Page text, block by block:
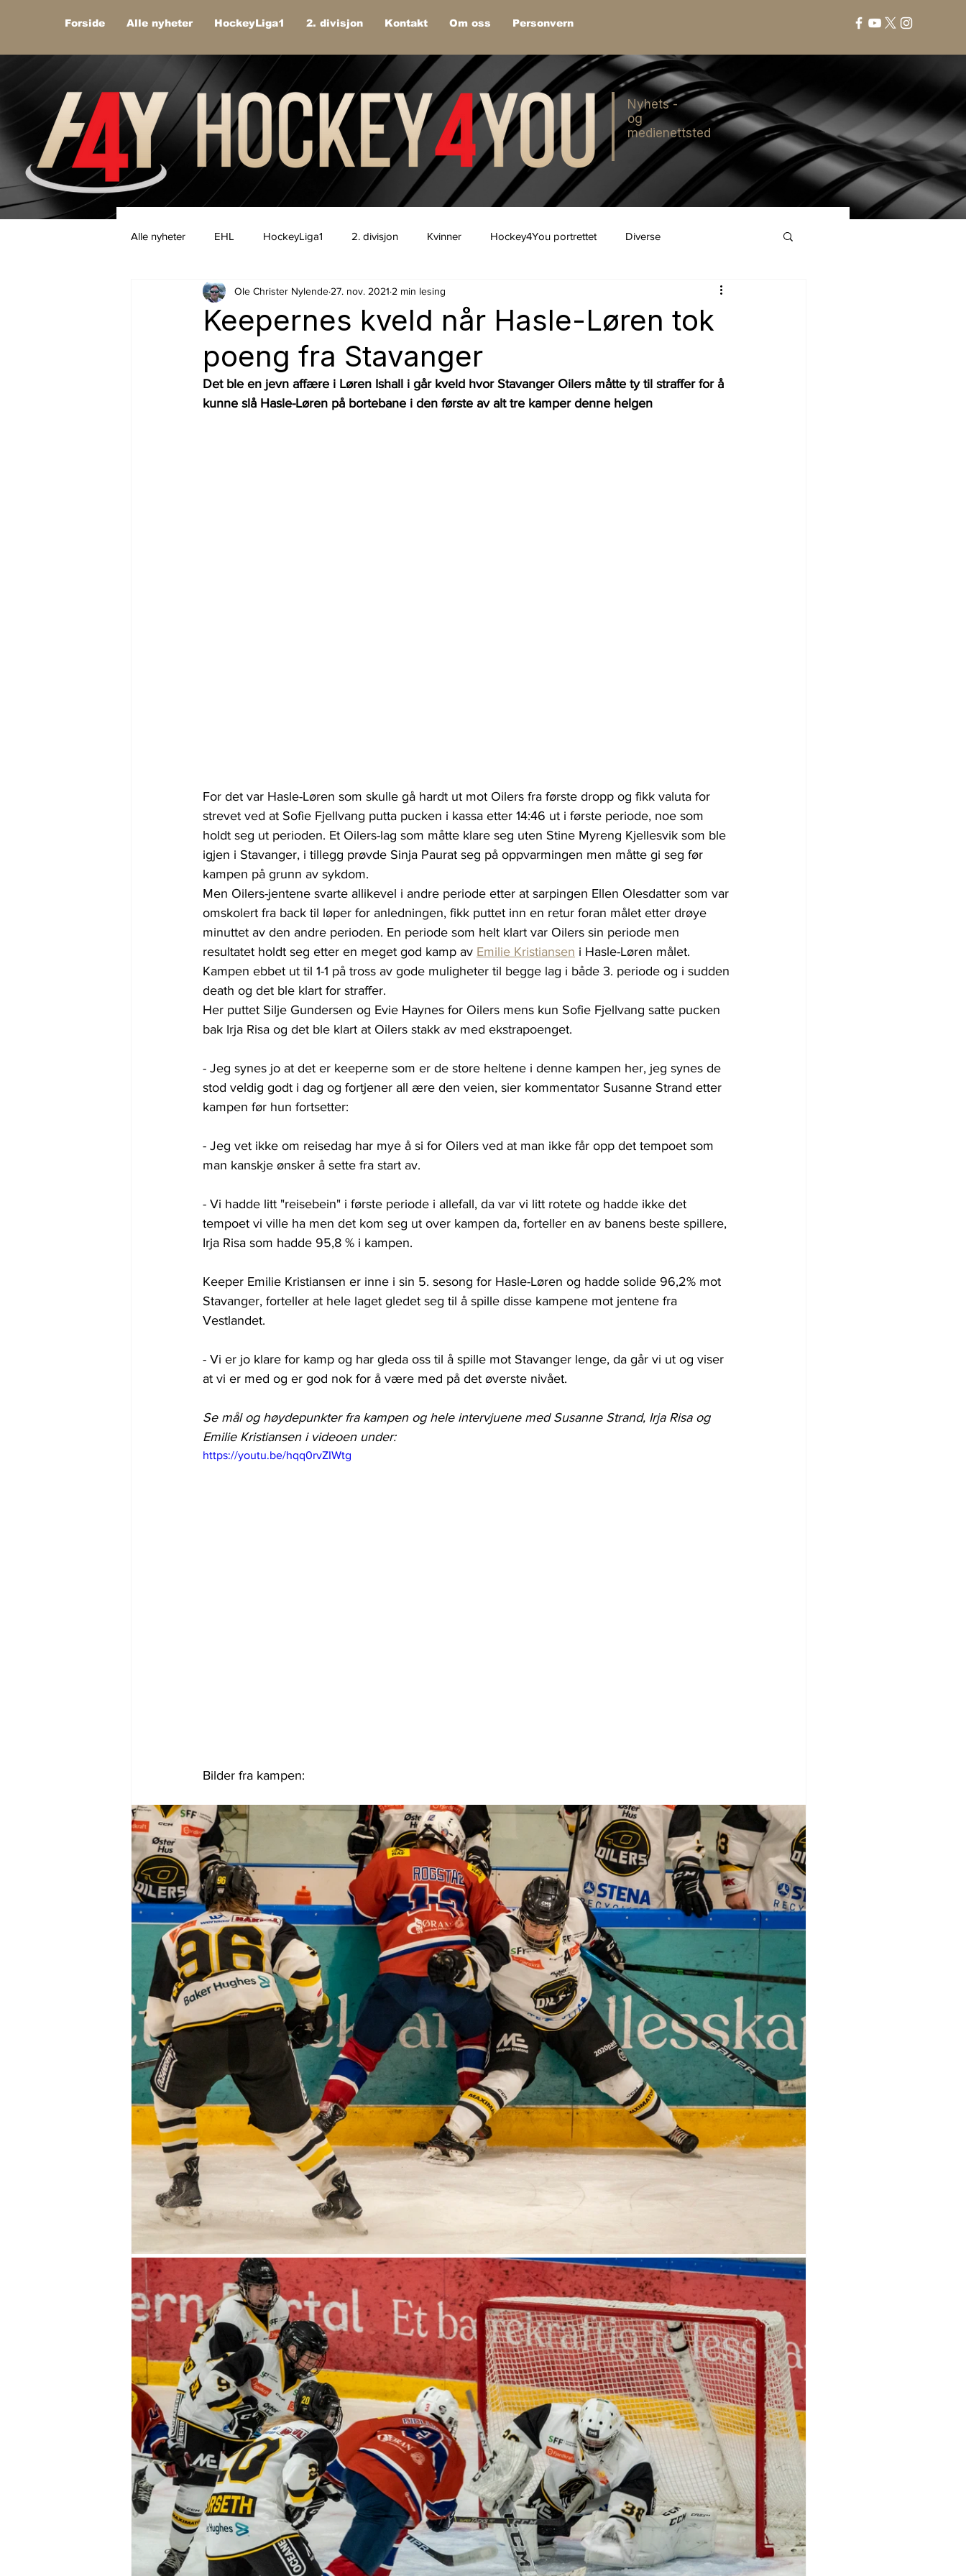
Forside Alle nyheter HockeyLiga1 2. divisjon Kontakt Om oss Personvern
Nyhets -
og
medienettsted
Alle nyheter EHL HockeyLiga1 2. divisjon Kvinner Hockey4You portrettet Diverse
Keepernes kveld når Hasle-Løren tok
poeng fra Stavanger
Ole Christer Nylende 27. nov. 2021 2 min lesing
Det ble en jevn affære i Løren Ishall i går kveld hvor Stavanger Oilers måtte ty til straffer for å
kunne slå Hasle-Løren på bortebane i den første av alt tre kamper denne helgen
For det var Hasle-Løren som skulle gå hardt ut mot Oilers fra første dropp og fikk valuta for
strevet ved at Sofie Fjellvang putta pucken i kassa etter 14:46 ut i første periode, noe som
holdt seg ut perioden. Et Oilers-lag som måtte klare seg uten Stine Myreng Kjellesvik som ble
igjen i Stavanger, i tillegg prøvde Sinja Paurat seg på oppvarmingen men måtte gi seg før
kampen på grunn av sykdom.
Men Oilers-jentene svarte allikevel i andre periode etter at sarpingen Ellen Olesdatter som var
omskolert fra back til løper for anledningen, fikk puttet inn en retur foran målet etter drøye
minuttet av den andre perioden. En periode som helt klart var Oilers sin periode men
resultatet holdt seg etter en meget god kamp av Emilie Kristiansen i Hasle-Løren målet.
Kampen ebbet ut til 1-1 på tross av gode muligheter til begge lag i både 3. periode og i sudden
death og det ble klart for straffer.
Her puttet Silje Gundersen og Evie Haynes for Oilers mens kun Sofie Fjellvang satte pucken
bak Irja Risa og det ble klart at Oilers stakk av med ekstrapoenget.
- Jeg synes jo at det er keeperne som er de store heltene i denne kampen her, jeg synes de
stod veldig godt i dag og fortjener all ære den veien, sier kommentator Susanne Strand etter
kampen før hun fortsetter:
- Jeg vet ikke om reisedag har mye å si for Oilers ved at man ikke får opp det tempoet som
man kanskje ønsker å sette fra start av.
- Vi hadde litt "reisebein" i første periode i allefall, da var vi litt rotete og hadde ikke det
tempoet vi ville ha men det kom seg ut over kampen da, forteller en av banens beste spillere,
Irja Risa som hadde 95,8 % i kampen.
Keeper Emilie Kristiansen er inne i sin 5. sesong for Hasle-Løren og hadde solide 96,2% mot
Stavanger, forteller at hele laget gledet seg til å spille disse kampene mot jentene fra
Vestlandet.
- Vi er jo klare for kamp og har gleda oss til å spille mot Stavanger lenge, da går vi ut og viser
at vi er med og er god nok for å være med på det øverste nivået.
Se mål og høydepunkter fra kampen og hele intervjuene med Susanne Strand, Irja Risa og
Emilie Kristiansen i videoen under:
https://youtu.be/hqq0rvZIWtg
Bilder fra kampen: